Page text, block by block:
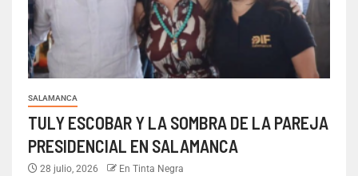
SALAMANCA
TULY ESCOBAR Y LA SOMBRA DE LA PAREJA
PRESIDENCIAL EN SALAMANCA
28 julio, 2026 En Tinta Negra